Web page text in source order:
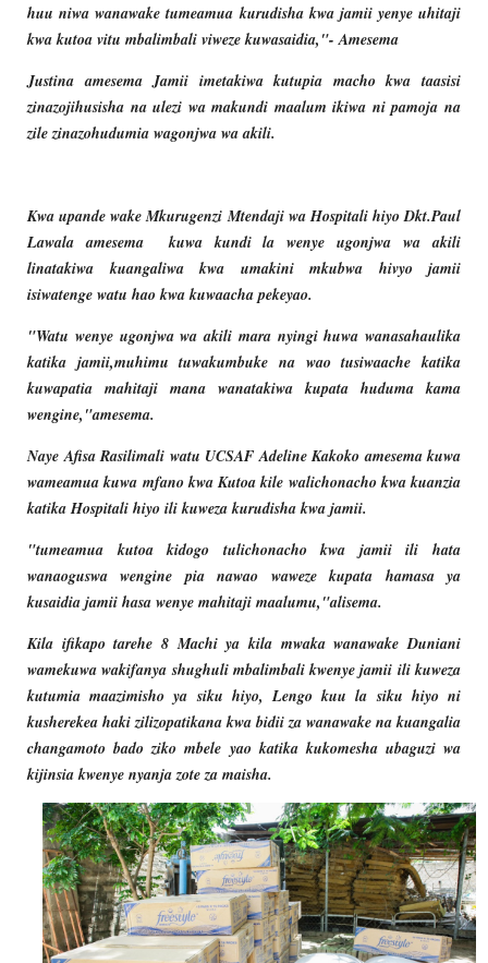
huu niwa wanawake tumeamua kurudisha kwa jamii yenye uhitaji
kwa kutoa vitu mbalimbali viweze kuwasaidia,"- Amesema
Justina amesema Jamii imetakiwa kutupia macho kwa taasisi
zinazojihusisha na ulezi wa makundi maalum ikiwa ni pamoja na
zile zinazohudumia wagonjwa wa akili.
Kwa upande wake Mkurugenzi Mtendaji wa Hospitali hiyo Dkt.Paul
Lawala amesema kuwa kundi la wenye ugonjwa wa akili
linatakiwa kuangaliwa kwa umakini mkubwa hivyo jamii
isiwatenge watu hao kwa kuwaacha pekeyao.
"Watu wenye ugonjwa wa akili mara nyingi huwa wanasahaulika
katika jamii,muhimu tuwakumbuke na wao tusiwaache katika
kuwapatia mahitaji mana wanatakiwa kupata huduma kama
wengine,"amesema.
Naye Afisa Rasilimali watu UCSAF Adeline Kakoko amesema kuwa
wameamua kuwa mfano kwa Kutoa kile walichonacho kwa kuanzia
katika Hospitali hiyo ili kuweza kurudisha kwa jamii.
"tumeamua kutoa kidogo tulichonacho kwa jamii ili hata
wanaoguswa wengine pia nawao waweze kupata hamasa ya
kusaidia jamii hasa wenye mahitaji maalumu,"alisema.
Kila ifikapo tarehe 8 Machi ya kila mwaka wanawake Duniani
wamekuwa wakifanya shughuli mbalimbali kwenye jamii ili kuweza
kutumia maazimisho ya siku hiyo, Lengo kuu la siku hiyo ni
kusherekea haki zilizopatikana kwa bidii za wanawake na kuangalia
changamoto bado ziko mbele yao katika kukomesha ubaguzi wa
kijinsia kwenye nyanja zote za maisha.